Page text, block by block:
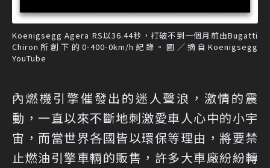
Koenigsegg Agera RS以36.44秒，打破不到一個月前由Bugatti
Chiron所創下的0-400-0km/h紀錄。圖／摘自Koenigsegg
YouTube
內燃機引擎催發出的迷人聲浪，激情的震
動，一直以來不斷地刺激愛車人心中的小宇
宙，而當世界各國皆以環保等理由，將要禁
止燃油引擎車輛的販售，許多大車廠紛紛轉